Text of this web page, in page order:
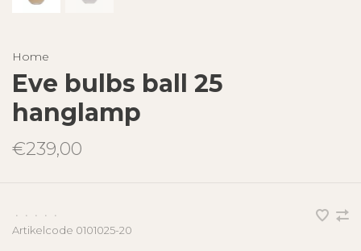
Home
Eve bulbs ball 25
hanglamp
€239,00
• • • •
•
Artikelcode 0101025-20